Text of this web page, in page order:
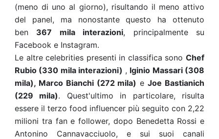
(meno di uno al giorno), risultando il meno attivo
del panel, ma nonostante questo ha ottenuto
ben 367 mila interazioni, principalmente su
Facebook e Instagram.
Le altre celebrities presenti in classifica sono Chef
Rubio (330 mila interazioni) , Iginio Massari (308
mila), Marco Bianchi (272 mila) eJoe Bastianich
(229 mila). Quest'ultimo in particolare, risulta
essere il terzo food influencer più seguito con 2,22
milioni tra fan e follower, dopo Benedetta Rossi e
Antonino Cannavacciuolo, e sui suoi canali